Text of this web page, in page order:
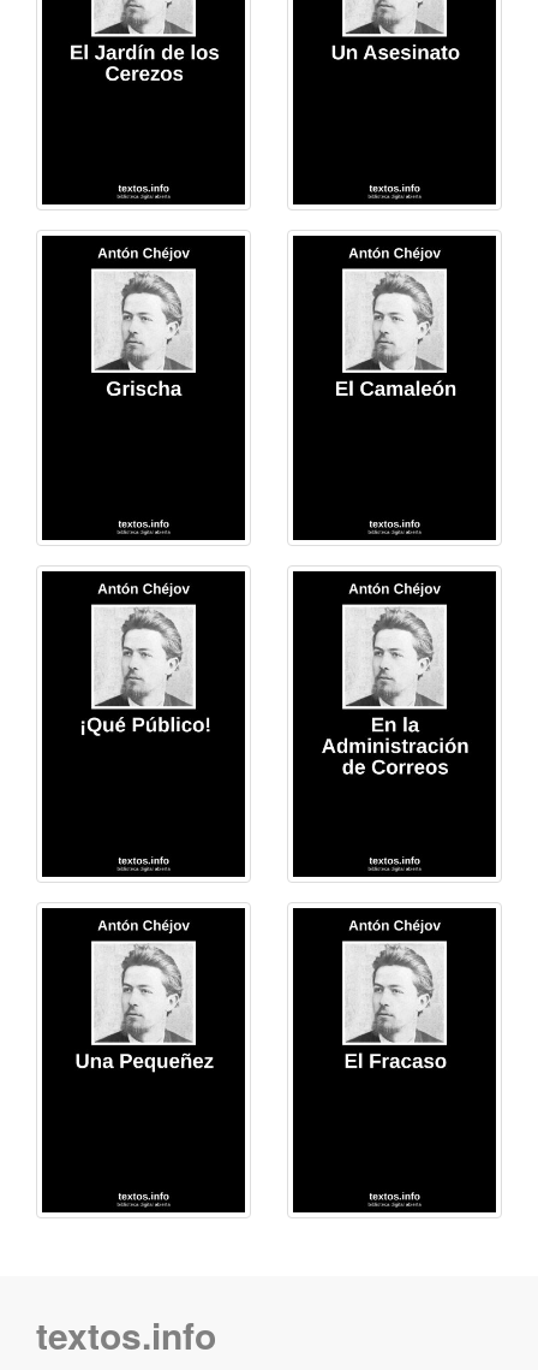
textos.info